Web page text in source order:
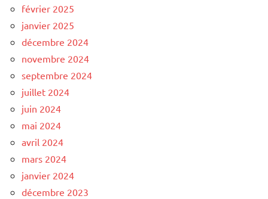
février 2025
janvier 2025
décembre 2024
novembre 2024
septembre 2024
juillet 2024
juin 2024
mai 2024
avril 2024
mars 2024
janvier 2024
décembre 2023